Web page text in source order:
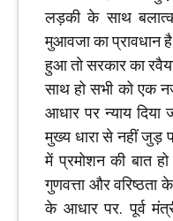
लड़की के साथ
मुआवजा का प्रावधान
हुआ तो सरकार का
साथ हो सभी को एक
आधार पर न्याय दिया
मुख्य धारा से नहीं जुड़
में प्रमोशन की बात
गुणवत्ता और वरिष्ठता
के आधार पर. पूर्व